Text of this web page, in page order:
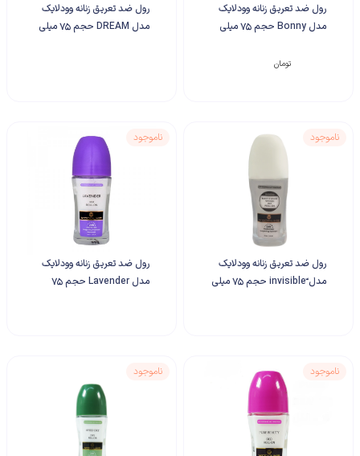
رول ضد تعریق زنانه وودلایک
مدل Bonny حجم 75 میلی
تومان
رول ضد تعریق زنانه وودلایک
مدل DREAM حجم 75 میلی
رول ضد تعریق زنانه وودلایک
مدل ّinvisible حجم 75 میلی
ناموجود
رول ضد تعریق زنانه وودلایک
مدل Lavender حجم 75
ناموجود
ناموجود ناموجود